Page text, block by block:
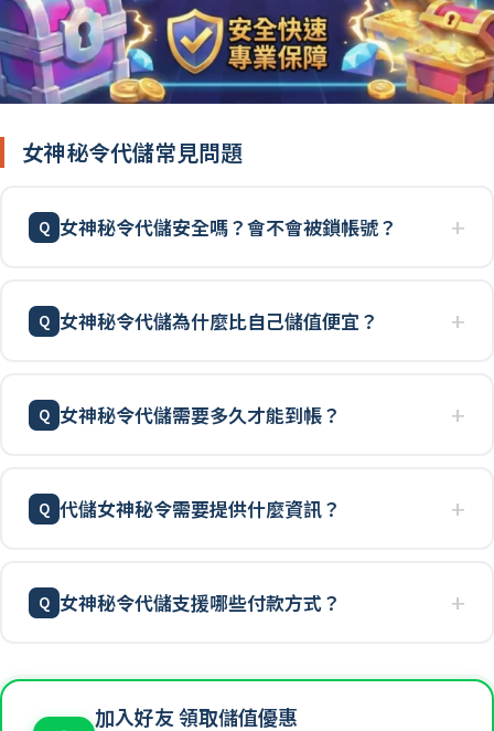
女神秘令代儲常見問題
女神秘令代儲安全嗎？會不會被鎖帳號？
女神秘令代儲為什麼比自己儲值便宜？
女神秘令代儲需要多久才能到帳？
代儲女神秘令需要提供什麼資訊？
女神秘令代儲支援哪些付款方式？
加入好友 領取儲值優惠